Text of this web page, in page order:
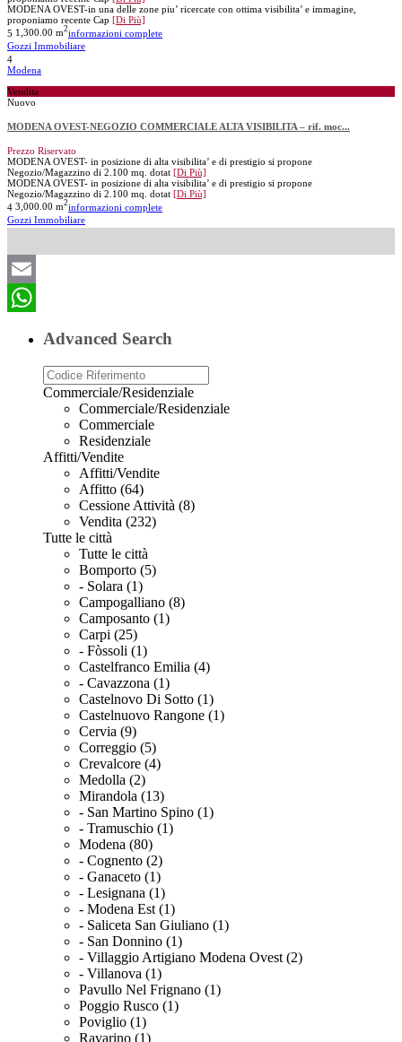
MODENA OVEST-in una delle zone piu’ ricercate con ottima visibilita’ e immagine,
proponiamo recente Cap [Di Più]
5 1,300.00 m2informazioni complete
Gozzi Immobiliare
4
Modena
Vendita
Nuovo
MODENA OVEST-NEGOZIO COMMERCIALE ALTA VISIBILITA – rif. moc...
Prezzo Riservato
MODENA OVEST- in posizione di alta visibilita’ e di prestigio si propone
Negozio/Magazzino di 2.100 mq. dotat [Di Più]
MODENA OVEST- in posizione di alta visibilita’ e di prestigio si propone
Negozio/Magazzino di 2.100 mq. dotat [Di Più]
4 3,000.00 m2informazioni complete
Gozzi Immobiliare
Email
Advanced Search
Commerciale/Residenziale
Commerciale/Residenziale
Commerciale
Residenziale
Affitti/Vendite
Affitti/Vendite
Affitto (64)
Cessione Attività (8)
Vendita (232)
Tutte le città
Tutte le città
Bomporto (5)
- Solara (1)
Campogalliano (8)
Camposanto (1)
Carpi (25)
- Fòssoli (1)
Castelfranco Emilia (4)
- Cavazzona (1)
Castelnovo Di Sotto (1)
Castelnuovo Rangone (1)
Cervia (9)
Correggio (5)
Crevalcore (4)
Medolla (2)
Mirandola (13)
- San Martino Spino (1)
- Tramuschio (1)
Modena (80)
- Cognento (2)
- Ganaceto (1)
- Lesignana (1)
- Modena Est (1)
- Saliceta San Giuliano (1)
- San Donnino (1)
- Villaggio Artigiano Modena Ovest (2)
- Villanova (1)
Pavullo Nel Frignano (1)
Poggio Rusco (1)
Poviglio (1)
Ravarino (1)